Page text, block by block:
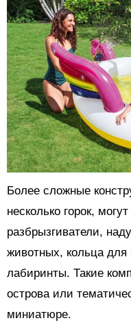
Более сложные
несколько горок,
разбрызгиватели,
животных, кольца
лабиринты. Такие
острова или
миниатюре.